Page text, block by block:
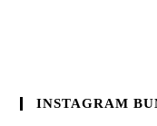
INSTAGRAM